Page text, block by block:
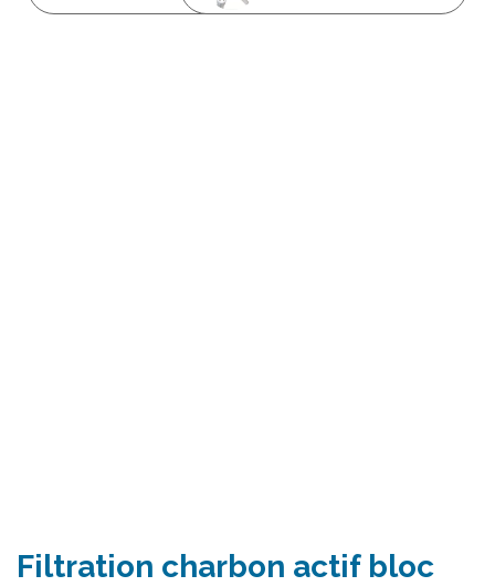
Filtration charbon actif bloc